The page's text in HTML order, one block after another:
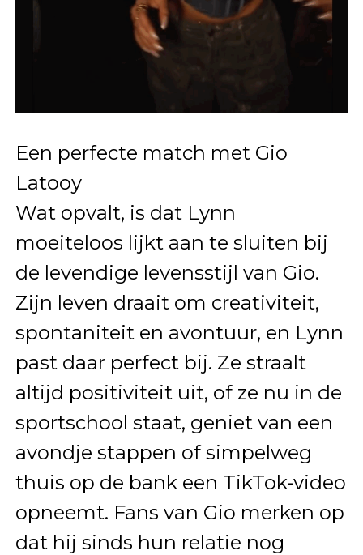
Een perfecte match met Gio
Latooy
Wat opvalt, is dat Lynn
moeiteloos lijkt aan te sluiten bij
de levendige levensstijl van Gio.
Zijn leven draait om creativiteit,
spontaniteit en avontuur, en Lynn
past daar perfect bij. Ze straalt
altijd positiviteit uit, of ze nu in de
sportschool staat, geniet van een
avondje stappen of simpelweg
thuis op de bank een TikTok-video
opneemt. Fans van Gio merken op
dat hij sinds hun relatie nog